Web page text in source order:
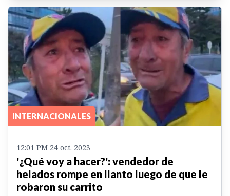
INTERNACIONALES
12:01 PM 24 oct. 2023
'¿Qué voy a hacer?': vendedor de
helados rompe en llanto luego de que le
robaron su carrito